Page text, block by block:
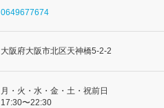
0649677674
大阪府大阪市北区天神橋5-2-2
月・火・水・金・土・祝前日
17:30〜22:30